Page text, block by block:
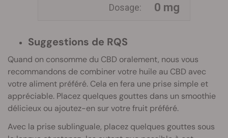
Dosage: 0 mg
Suggestions de RQS
Quand on consomme du CBD oralement, nous vous
recommandons de combiner votre huile au CBD avec
votre aliment préféré. Cela en fera une prise simple et
appréciable. Placez quelques gouttes dans un smoothie
délicieux ou ajoutez-en sur votre fruit préféré.
Avec la prise sublinguale, placez quelques gouttes sous